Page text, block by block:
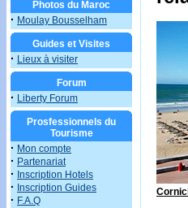
Photos du Maroc
· Moulay Bousselham
Guides et Visites
· Lieux à visiter
Forum
· Liberty Forum
Prosfessionnels du
Tourisme
· Mon compte
· Partenariat
· Inscription Hotels
· Inscription Guides
· F.A.Q